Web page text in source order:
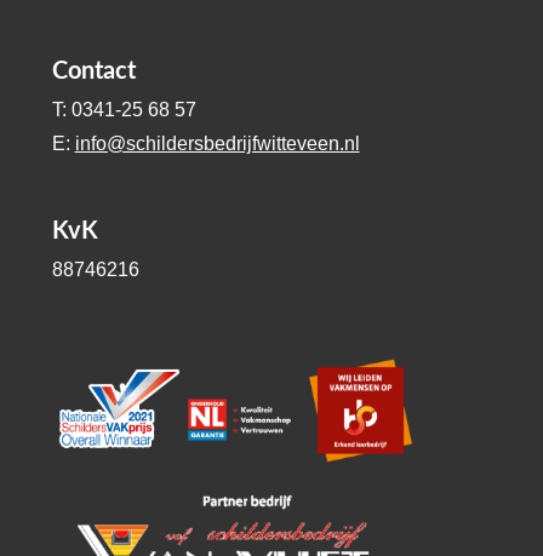
Contact
T: 0341-25 68 57
E: info@schildersbedrijfwitteveen.nl
KvK
88746216